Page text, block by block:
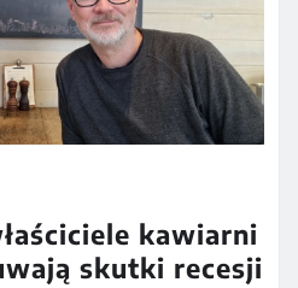
kawiarni
skutki recesji